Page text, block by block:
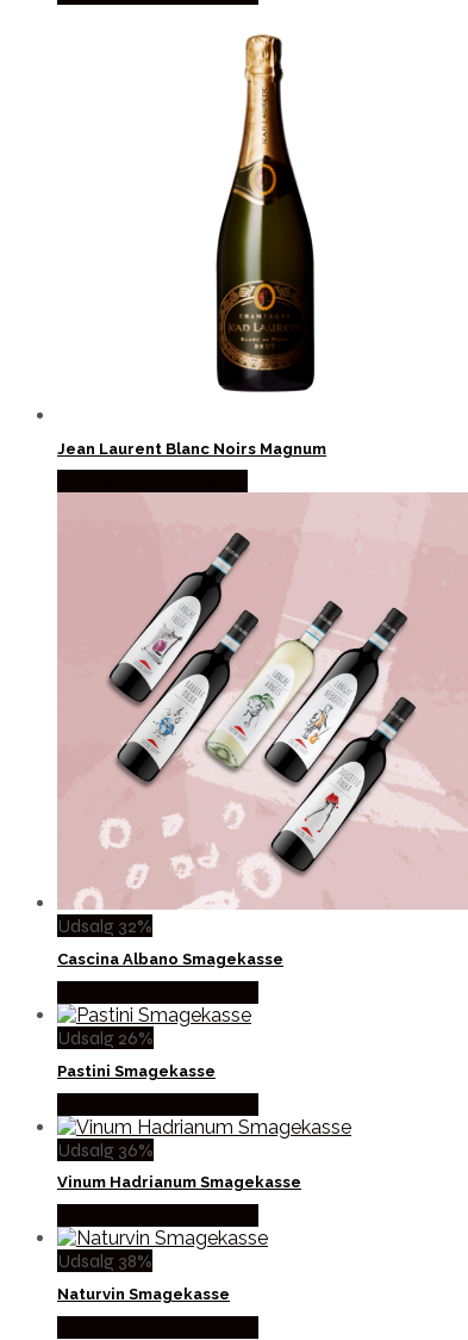
Jean Laurent Blanc Noirs Magnum
Udsalg 32%
Cascina Albano Smagekasse
Udsalg 26%
Pastini Smagekasse
Udsalg 36%
Vinum Hadrianum Smagekasse
Udsalg 38%
Naturvin Smagekasse